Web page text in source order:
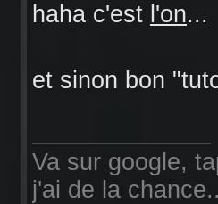
haha c'est l'on...
et sinon bon
Va sur google,
j'ai de la